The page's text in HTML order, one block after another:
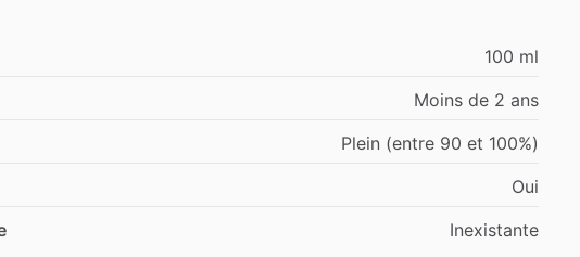
100 ml
Moins de 2 ans
Plein (entre 90 et 100%)
Oui
Inexistante